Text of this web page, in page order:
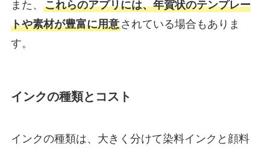
また、 これらのアプリには、年賀状のテンプレー
トや素材が豊富に用意されている場合もありま
す。
インクの種類とコスト
インクの種類は、大きく分けて染料インクと顔料